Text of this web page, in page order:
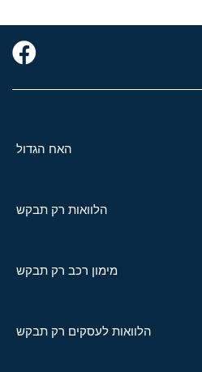
האח הגדול
הלוואות רק תבקש
מימון רכב רק תבקש
הלוואות לעסקים רק תבקש